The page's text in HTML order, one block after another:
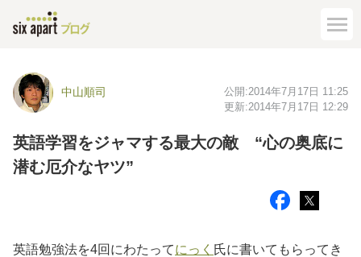
中山順司 公開:2014年7月17日 11:25
更新:2014年7月17日 12:29
英語学習をジャマする最大の敵 “心の奥底に
潜む厄介なヤツ”
英語勉強法を4回にわたってにっく 氏に書いてもらってき